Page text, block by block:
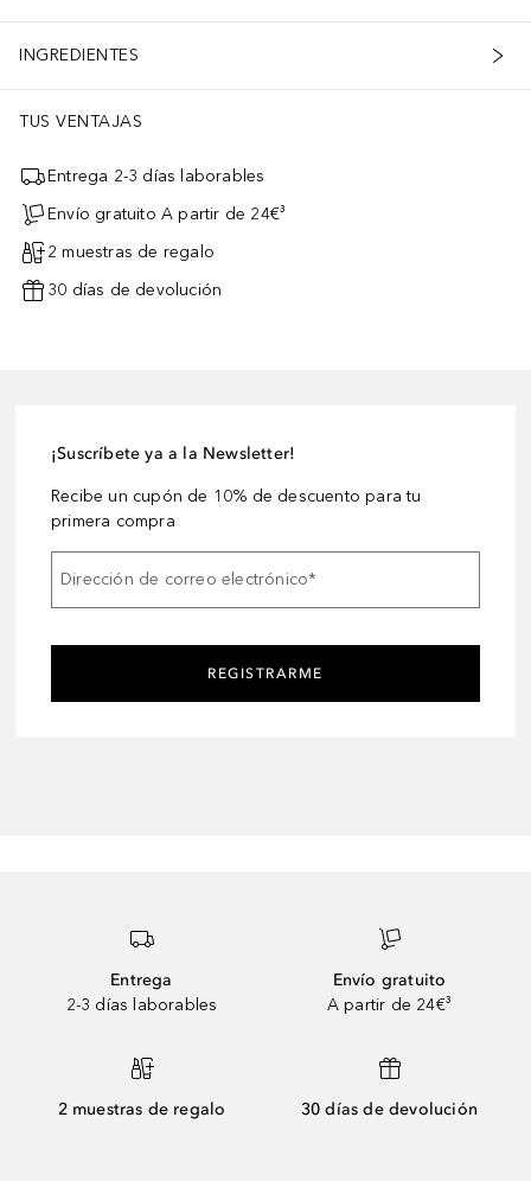
INGREDIENTES
TUS VENTAJAS
Entrega 2-3 días laborables
Envío gratuito A partir de 24€³
2 muestras de regalo
30 días de devolución
¡Suscríbete ya a la Newsletter!
Recibe un cupón de 10% de descuento para tu
primera compra
Dirección de correo electrónico*
REGISTRARME
Entrega
2-3 días laborables
Envío gratuito
A partir de 24€³
2 muestras de regalo 30 días de devolución